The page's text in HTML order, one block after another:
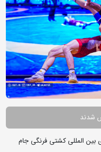
شدند
المللی کشتی فرنگی جام